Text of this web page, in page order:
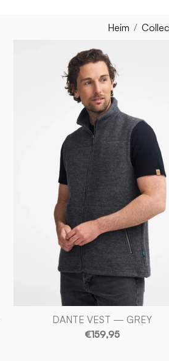
Heim /
VEST,
100%
FILTAD
ULL
—
GREY
Ivanhoe
Sweden
DANTE VEST — GREY
€159,95